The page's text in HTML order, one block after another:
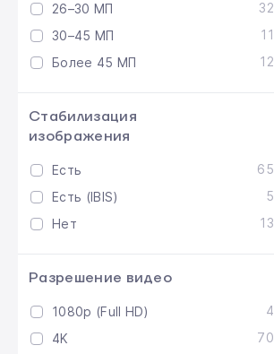
26–30 МП
32
30–45 МП
11
Более 45 МП
12
Стабилизация
изображения
Есть
65
Есть (IBIS)
5
Нет
13
Разрешение видео
1080p (Full HD)
4
4K
70